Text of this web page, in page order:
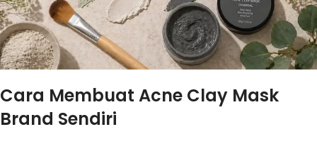
Cara Membuat Acne Clay Mask
Brand Sendiri